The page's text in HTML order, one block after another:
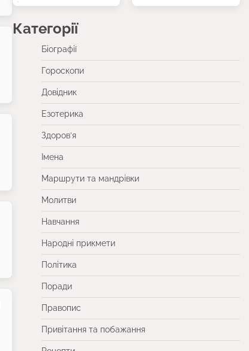
Категорії
Біографії
Гороскопи
Довідник
Езотерика
Здоров’я
Імена
Маршрути та мандрівки
Молитви
Навчання
Народні прикмети
Політика
Поради
Правопис
Привітання та побажання